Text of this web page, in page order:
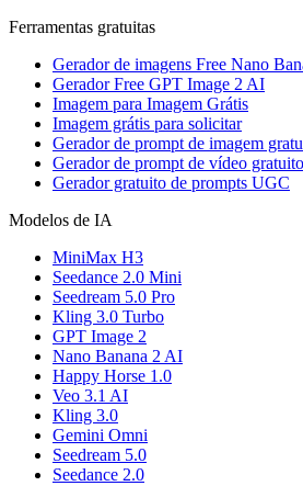
Ferramentas gratuitas
Gerador de imagens Free Nano
Gerador Free GPT Image 2 AI
Imagem para Imagem Grátis
Imagem grátis para solicitar
Gerador de prompt de imagem
Gerador de prompt de vídeo gratuito
Gerador gratuito de prompts UGC
Modelos de IA
MiniMax H3
Seedance 2.0 Mini
Seedream 5.0 Pro
Kling 3.0 Turbo
GPT Image 2
Nano Banana 2 AI
Happy Horse 1.0
Veo 3.1 AI
Kling 3.0
Gemini Omni
Seedream 5.0
Seedance 2.0